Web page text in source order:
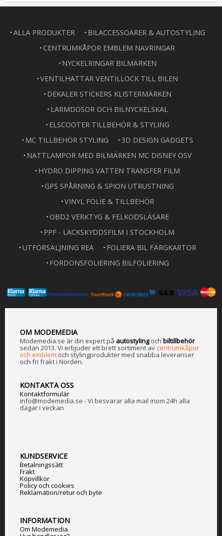
ALLA PRODUKTER
BILACCESSOARER & AUTOSTYLING
CENTRUMKÅPOR EMBLEM NAVRINGAR
NYCKELRINGAR BILMÄRKEN
VENTILHATTAR VENTILLOCK TILL BILEN
DEKALER STICKERS KLISTERMÄRKEN
LARMDOSOR OCH BILNYCKELSKAL
ELSCOOTER TILLBEHÖR & STYLING
MC TILLBEHÖR STYLING
3D DESIGN GADGETS
NATTLAMPOR MED BILMÄRKEN MC DISNEY OSV
HYDRO DIPPING VATTEN TRANSFER FILM
GPS SPÅRNING & SPION UTRUSTNING
VINYL FOLIE & TILLBEHÖR
OBD2 VERKTYG & FELKODSLÄSARE
PPF - LACKSKYDDSFILM I STOCKHOLM
UTFÖRSÄLJNING REA
FOLIERA BIL FÄRGKARTOR
FORDONSFOLIERING BILFOLIERING
OM MODEMEDIA
Modemedia.se är din expert på autostylingoch biltillbehör
sedan 2013. Vi erbjuder ett brett sortiment avcentrumkåpor
och emblem och stylingprodukter med snabba leveranser
och fri frakt i Norden.
KONTAKTA OSS
Kontaktformulär
info@modemedia.se - Vi besvarar alla mail inom 24h alla
dagar i veckan
KUNDSERVICE
Betalningssätt
Frakt
Köpvillkor
Policy och cookies
Reklamation/retur och byte
INFORMATION
Om Modemedia